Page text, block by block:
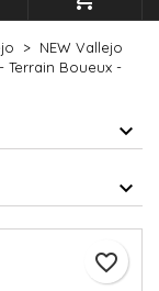
NEW Vallejo
Terrain Boueux -
favorite_border
d'envies